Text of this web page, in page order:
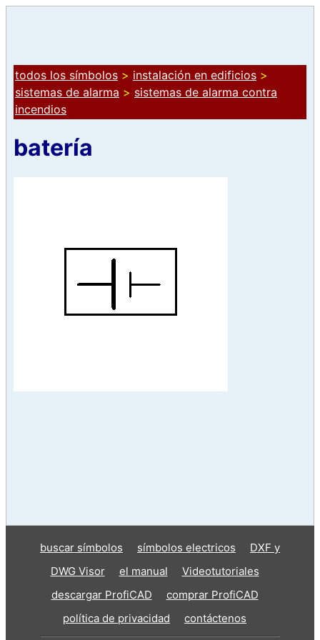
todos los símbolos > instalación en edificios >
sistemas de alarma > sistemas de alarma contra
incendios
batería
buscar símbolos símbolos electricos
DXF y
DWG Visor
el manual
Videotutoriales
descargar ProfiCAD
comprar ProfiCAD
política de privacidad
contáctenos